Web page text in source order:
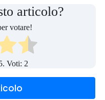
articolo?
votare!
Voti: 2